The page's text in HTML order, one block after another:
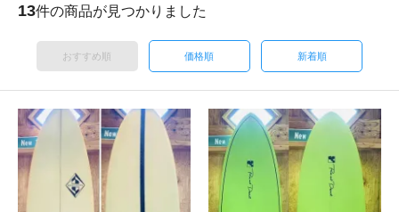
13件の商品が見つかりました
おすすめ順 価格順 新着順